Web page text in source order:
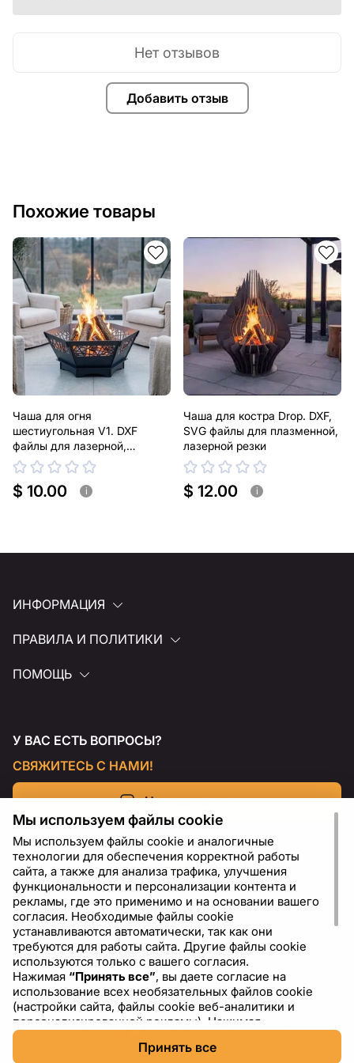
Добавить отзыв
Нет отзывов
Похожие товары
Чаша для огня
шестиугольная V1. DXF
файлы для лазерной,
плазменной резки
$ 10.00 i
Чаша для костра Drop. DXF,
SVG файлы для плазменной,
лазерной резки
$ 12.00 i
ИНФОРМАЦИЯ
ПРАВИЛА И ПОЛИТИКИ
ПОМОЩЬ
У ВАС ЕСТЬ ВОПРОСЫ?
СВЯЖИТЕСЬ С НАМИ!
Напишите нам
RU USD - US Dollar ($)
Мы используем файлы cookie
Мы используем файлы cookie и аналогичные
технологии для обеспечения корректной работы
сайта, а также для анализа трафика, улучшения
функциональности и персонализации контента и
рекламы, где это применимо и на основании вашего
согласия. Необходимые файлы cookie
устанавливаются автоматически, так как они
требуются для работы сайта. Другие файлы cookie
используются только с вашего согласия.
Нажимая “Принять все”, вы даете согласие на
использование всех необязательных файлов cookie
(настройки сайта, файлы cookie веб-аналитики и
персонализированной рекламы). Нажимая
“Отклонить все”
необходимые файлы cookie. Нажимая
Принять все